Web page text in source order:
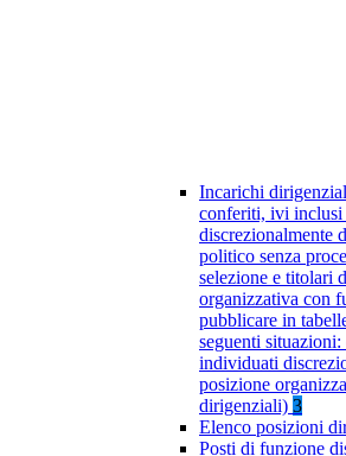
Incarichi
conferiti, ivi
discrezionalmente
politico senza
selezione e titolari
organizzativa con
pubblicare in
seguenti
individuati
posizione
dirigenziali) 3
Elenco posizioni
Posti di funzione